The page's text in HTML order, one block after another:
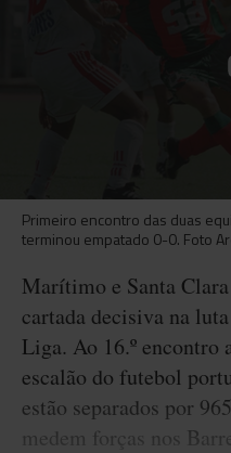
Primeiro encontro das duas
terminou empatado 0-0. Foto
Marítimo e Santa
cartada decisiva na
Liga. Ao 16.º encontro
escalão do futebol
estão separados por
medem forças nos